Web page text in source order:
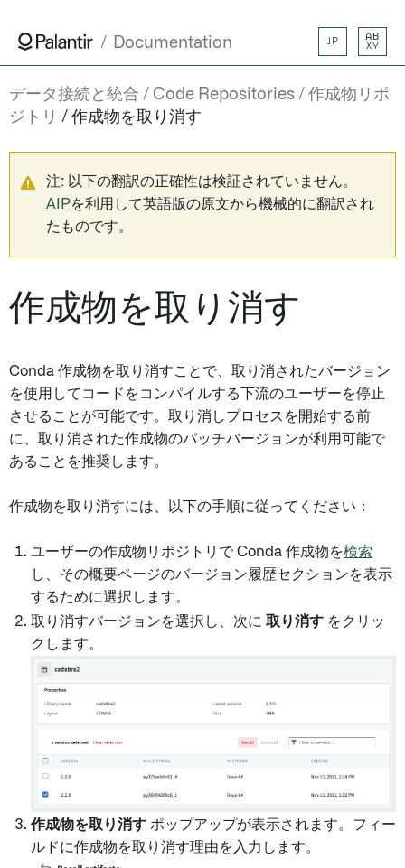
Documentation JP
AB
XY
データ接続と統合 Code Repositories
作成物リポ
ジトリ
作成物を取り消す
注: 以下の翻訳の正確性は検証されていません。
AIPを利用して英語版の原文から機械的に翻訳され
たものです。
作成物を取り消す
Conda 作成物を取り消すことで、取り消されたバージョン
を使用してコードをコンパイルする下流のユーザーを停止
させることが可能です。取り消しプロセスを開始する前
に、取り消された作成物のパッチバージョンが利用可能で
あることを推奨します。
作成物を取り消すには、以下の手順に従ってください：
ユーザーの作成物リポジトリで Conda 作成物を検索
し、その概要ページのバージョン履歴セクションを表示
するために選択します。
取り消すバージョンを選択し、次に 取り消す をクリッ
クします。
作成物を取り消す ポップアップが表示されます。フィー
ルドに作成物を取り消す理由を入力します。